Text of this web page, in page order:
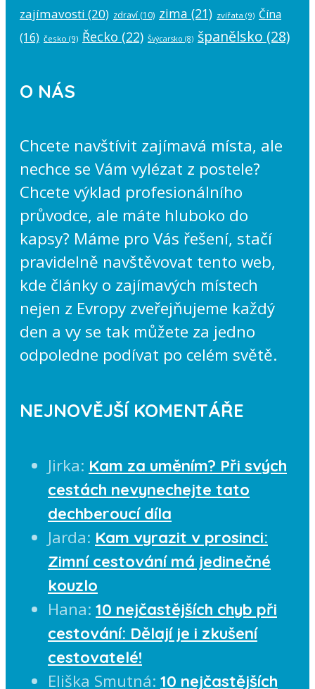
zajímavosti (20) zdraví (10) zima (21) zvířata (9) Čína
(16) česko (9) Řecko (22) Švýcarsko (8) španělsko (28)
O NÁS
Chcete navštívit zajímavá místa, ale
nechce se Vám vylézat z postele?
Chcete výklad profesionálního
průvodce, ale máte hluboko do
kapsy? Máme pro Vás řešení, stačí
pravidelně navštěvovat tento web,
kde články o zajímavých místech
nejen z Evropy zveřejňujeme každý
den a vy se tak můžete za jedno
odpoledne podívat po celém světě.
NEJNOVĚJŠÍ KOMENTÁŘE
Jirka: Kam za uměním? Při svých
cestách nevynechejte tato
dechberoucí díla
Jarda: Kam vyrazit v prosinci:
Zimní cestování má jedinečné
kouzlo
Hana: 10 nejčastějších chyb při
cestování: Dělají je i zkušení
cestovatelé!
Eliška Smutná: 10 nejčastějších